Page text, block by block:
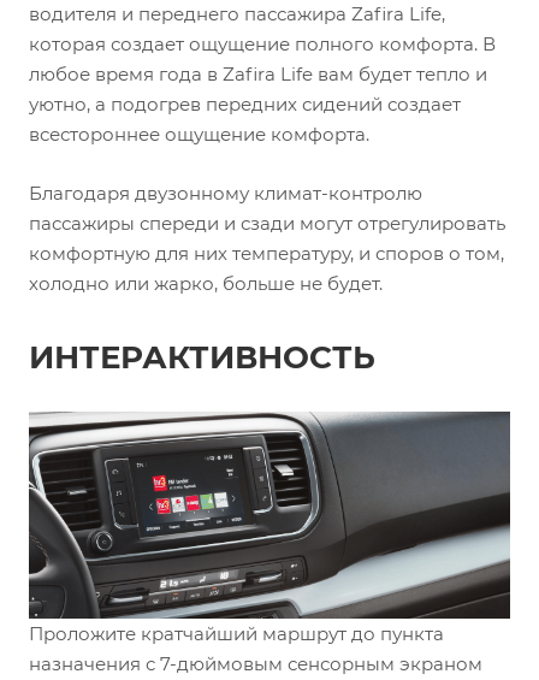
водителя и переднего пассажира Zafira Life,
которая создает ощущение полного комфорта. В
любое время года в Zafira Life вам будет тепло и
уютно, а подогрев передних сидений создает
всестороннее ощущение комфорта.
Благодаря двузонному климат-контролю
пассажиры спереди и сзади могут отрегулировать
комфортную для них температуру, и споров о том,
холодно или жарко, больше не будет.
ИНТЕРАКТИВНОСТЬ
Проложите кратчайший маршрут до пункта
назначения с 7-дюймовым сенсорным экраном